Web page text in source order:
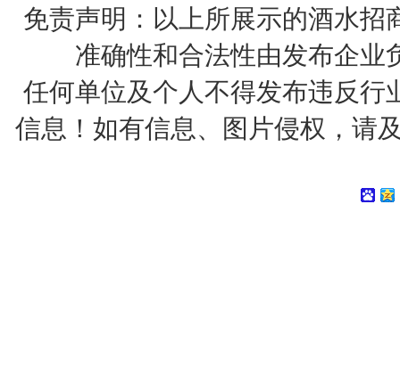
免责声明：以上所展示的酒水
准确性和合法性由发布企业
任何单位及个人不得发布违反行
信息！如有信息、图片侵权，请